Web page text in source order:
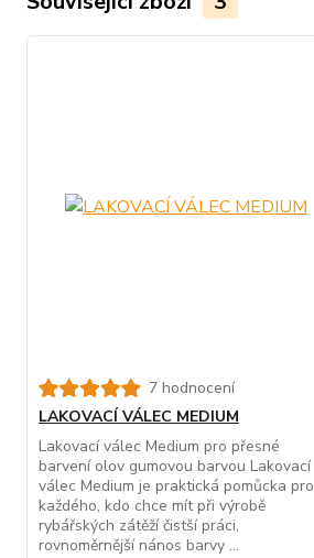
7 hodnocení
LAKOVACÍ VÁLEC MEDIUM
Lakovací válec Medium pro přesné
barvení olov gumovou barvou Lakovací
válec Medium je praktická pomůcka pro
každého, kdo chce mít při výrobě
rybářských zátěží čistší práci,
rovnoměrnější nános barvy ...